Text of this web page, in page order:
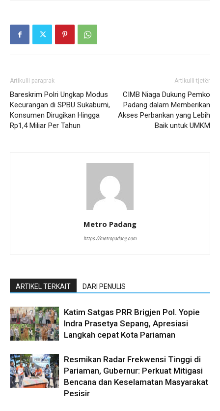
Artikulli paraprak
Bareskrim Polri Ungkap Modus
Kecurangan di SPBU Sukabumi,
Konsumen Dirugikan Hingga
Rp1,4 Miliar Per Tahun
Artikulli tjetër
CIMB Niaga Dukung Pemko
Padang dalam Memberikan
Akses Perbankan yang Lebih
Baik untuk UMKM
Metro Padang
https://metropadang.com
ARTIKEL TERKAIT DARI PENULIS
Katim Satgas PRR Brigjen Pol. Yopie
Indra Prasetya Sepang, Apresiasi
Langkah cepat Kota Pariaman
Resmikan Radar Frekwensi Tinggi di
Pariaman, Gubernur: Perkuat Mitigasi
Bencana dan Keselamatan Masyarakat
Pesisir